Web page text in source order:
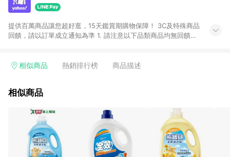
提供百萬商品讓您超好逛，15天鑑賞期購物保障！ 3C及特殊商品
回饋，請以訂單成立通知為準 1. 請注意以下品類商品均無回饋：
電玩/遊戲/相機/單眼/鏡頭/拍立得 [2024/6/1起適用] -內接硬
的購回饋活動享Yahoo超贈點回饋者 - 購物中心商店之商品：商
3. 訂單回饋金額將扣除運費/購物金/超贈點/福利金/紅利折抵/折
價券等虛擬貨幣折抵 4. 大宗採購或批發轉賣不具回饋資格： 如
有相關事證認定您為大宗採購、批發轉賣而非最終消費使用者，
相關認定以Yahoo購物中心之認定為準
相似商品 熱銷排行榜 商品描述
相似商品